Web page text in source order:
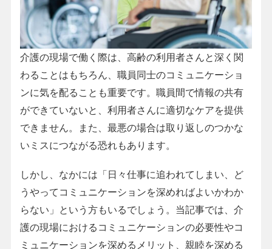
介護の現場で働く際は、高齢の利用者さんと深く関
わることはもちろん、職員同士のコミュニケーショ
ンに気を配ることも重要です。職員間で情報の共有
ができていないと、利用者さんに適切なケアを提供
できません。また、最悪の場合は取り返しのつかな
いミスにつながる恐れもあります。
しかし、なかには「日々仕事に追われてしまい、ど
うやってコミュニケーションを深めればよいかわか
らない」という方もいるでしょう。当記事では、介
護の現場におけるコミュニケーションの必要性やコ
ミュニケーションを深めるメリット、親睦を深める